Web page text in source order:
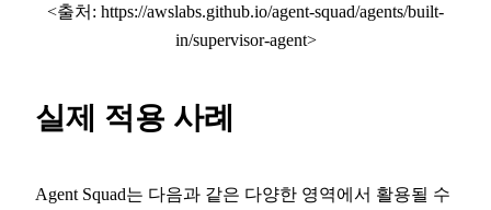
<출처: https://awslabs.github.io/agent-squad/agents/built-
in/supervisor-agent>
실제 적용 사례
Agent Squad는 다음과 같은 다양한 영역에서 활용될 수